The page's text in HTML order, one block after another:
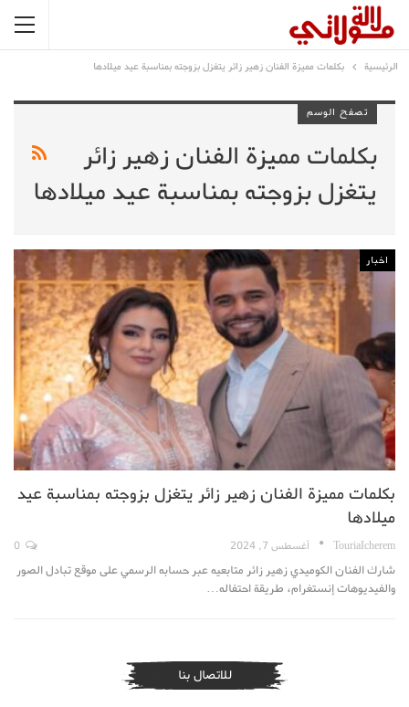
الرئيسية بكلمات مميزة الفنان زهير زائر يتغزل بزوجته بمناسبة عيد ميلادها
تصفح الوسم
بكلمات مميزة الفنان زهير زائر
يتغزل بزوجته بمناسبة عيد ميلادها
اخبار
بكلمات مميزة الفنان زهير زائر يتغزل بزوجته بمناسبة عيد
ميلادها
TouriaIcherem أغسطس 7, 2024
شارك الفنان الكوميدي زهير زائر متابعيه عبر حسابه الرسمي على موقع تبادل الصور
والفيديوهات إنستغرام، طريقة احتفاله…
للاتصال بنا